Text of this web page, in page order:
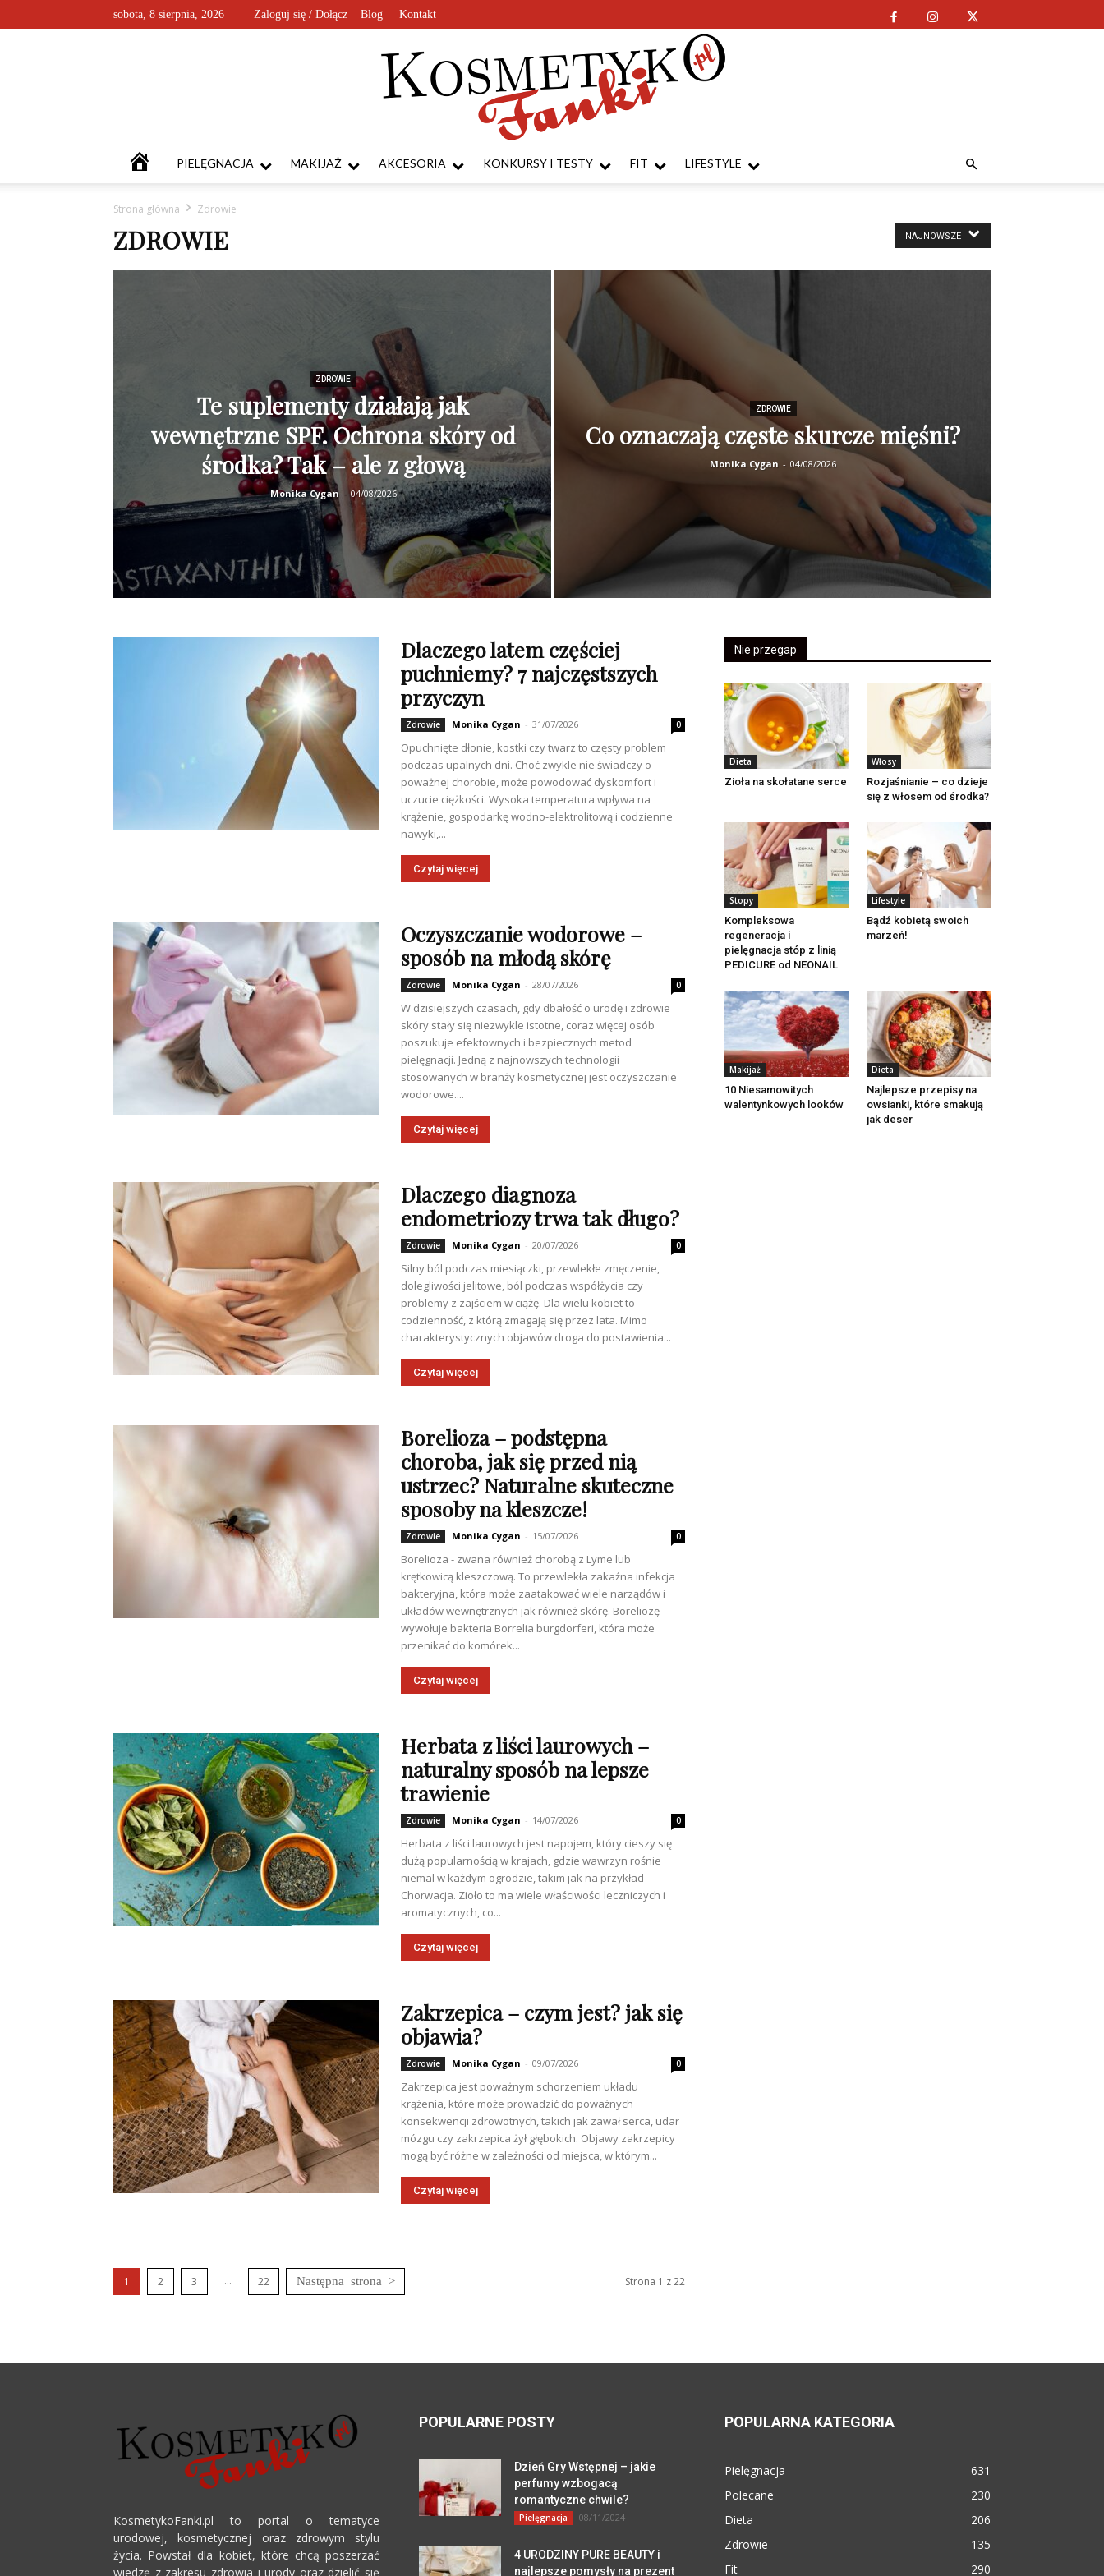
sobota, 8 sierpnia, 2026 Zaloguj się / Dołącz Blog Kontakt
KOSMETYKOFANKI
PIELĘGNACJA MAKIJAŻ AKCESORIA KONKURSY I TESTY FIT LIFESTYLE
Strona główna Zdrowie
ZDROWIE NAJNOWSZE
ZDROWIE
Te suplementy działają jak
wewnętrzne SPF. Ochrona skóry od
środka? Tak – ale z głową
Monika Cygan - 04/08/2026
ZDROWIE
Co oznaczają częste skurcze mięśni?
Monika Cygan - 04/08/2026
Dlaczego latem częściej
puchniemy? 7 najczęstszych
przyczyn
Zdrowie Monika Cygan - 31/07/2026 0
Opuchnięte dłonie, kostki czy twarz to częsty problem
podczas upalnych dni. Choć zwykle nie świadczy o
poważnej chorobie, może powodować dyskomfort i
uczucie ciężkości. Wysoka temperatura wpływa na
krążenie, gospodarkę wodno-elektrolitową i codzienne
nawyki,...
Czytaj więcej
Oczyszczanie wodorowe –
sposób na młodą skórę
Zdrowie Monika Cygan - 28/07/2026 0
W dzisiejszych czasach, gdy dbałość o urodę i zdrowie
skóry stały się niezwykle istotne, coraz więcej osób
poszukuje efektownych i bezpiecznych metod
pielęgnacji. Jedną z najnowszych technologii
stosowanych w branży kosmetycznej jest oczyszczanie
wodorowe....
Czytaj więcej
Dlaczego diagnoza
endometriozy trwa tak długo?
Zdrowie Monika Cygan - 20/07/2026 0
Silny ból podczas miesiączki, przewlekłe zmęczenie,
dolegliwości jelitowe, ból podczas współżycia czy
problemy z zajściem w ciążę. Dla wielu kobiet to
codzienność, z którą zmagają się przez lata. Mimo
charakterystycznych objawów droga do postawienia...
Czytaj więcej
Borelioza – podstępna
choroba, jak się przed nią
ustrzec? Naturalne skuteczne
sposoby na kleszcze!
Zdrowie Monika Cygan - 15/07/2026 0
Borelioza - zwana również chorobą z Lyme lub
krętkowicą kleszczową. To przewlekła zakaźna infekcja
bakteryjna, która może zaatakować wiele narządów i
układów wewnętrznych jak również skórę. Boreliozę
wywołuje bakteria Borrelia burgdorferi, która może
przenikać do komórek...
Czytaj więcej
Herbata z liści laurowych –
naturalny sposób na lepsze
trawienie
Zdrowie Monika Cygan - 14/07/2026 0
Herbata z liści laurowych jest napojem, który cieszy się
dużą popularnością w krajach, gdzie wawrzyn rośnie
niemal w każdym ogrodzie, takim jak na przykład
Chorwacja. Zioło to ma wiele właściwości leczniczych i
aromatycznych, co...
Czytaj więcej
Zakrzepica – czym jest? jak się
objawia?
Zdrowie Monika Cygan - 09/07/2026 0
Zakrzepica jest poważnym schorzeniem układu
krążenia, które może prowadzić do poważnych
konsekwencji zdrowotnych, takich jak zawał serca, udar
mózgu czy zakrzepica żył głębokich. Objawy zakrzepicy
mogą być różne w zależności od miejsca, w którym...
Czytaj więcej
1 2 3 ... 22 Strona 1 z 22
Nie przegap
Dieta
Zioła na skołatane serce
Włosy
Rozjaśnianie – co dzieje
się z włosem od środka?
Stopy
Kompleksowa
regeneracja i
pielęgnacja stóp z linią
PEDICURE od NEONAIL
Lifestyle
Bądź kobietą swoich
marzeń!
Makijaż
10 Niesamowitych
walentynkowych looków
Dieta
Najlepsze przepisy na
owsianki, które smakują
jak deser
KosmetykoFanki.pl to portal o tematyce
urodowej, kosmetycznej oraz zdrowym stylu
życia. Powstał dla kobiet, które chcą poszerzać
wiedzę z zakresu zdrowia i urody oraz dzielić się
POPULARNE POSTY
Dzień Gry Wstępnej – jakie
perfumy wzbogacą
romantyczne chwile?
Pielęgnacja 08/11/2024
4 URODZINY PURE BEAUTY i
najlepsze pomysły na prezent
POPULARNA KATEGORIA
Pielęgnacja
631
Polecane
230
Dieta
206
Zdrowie
135
Fit
290